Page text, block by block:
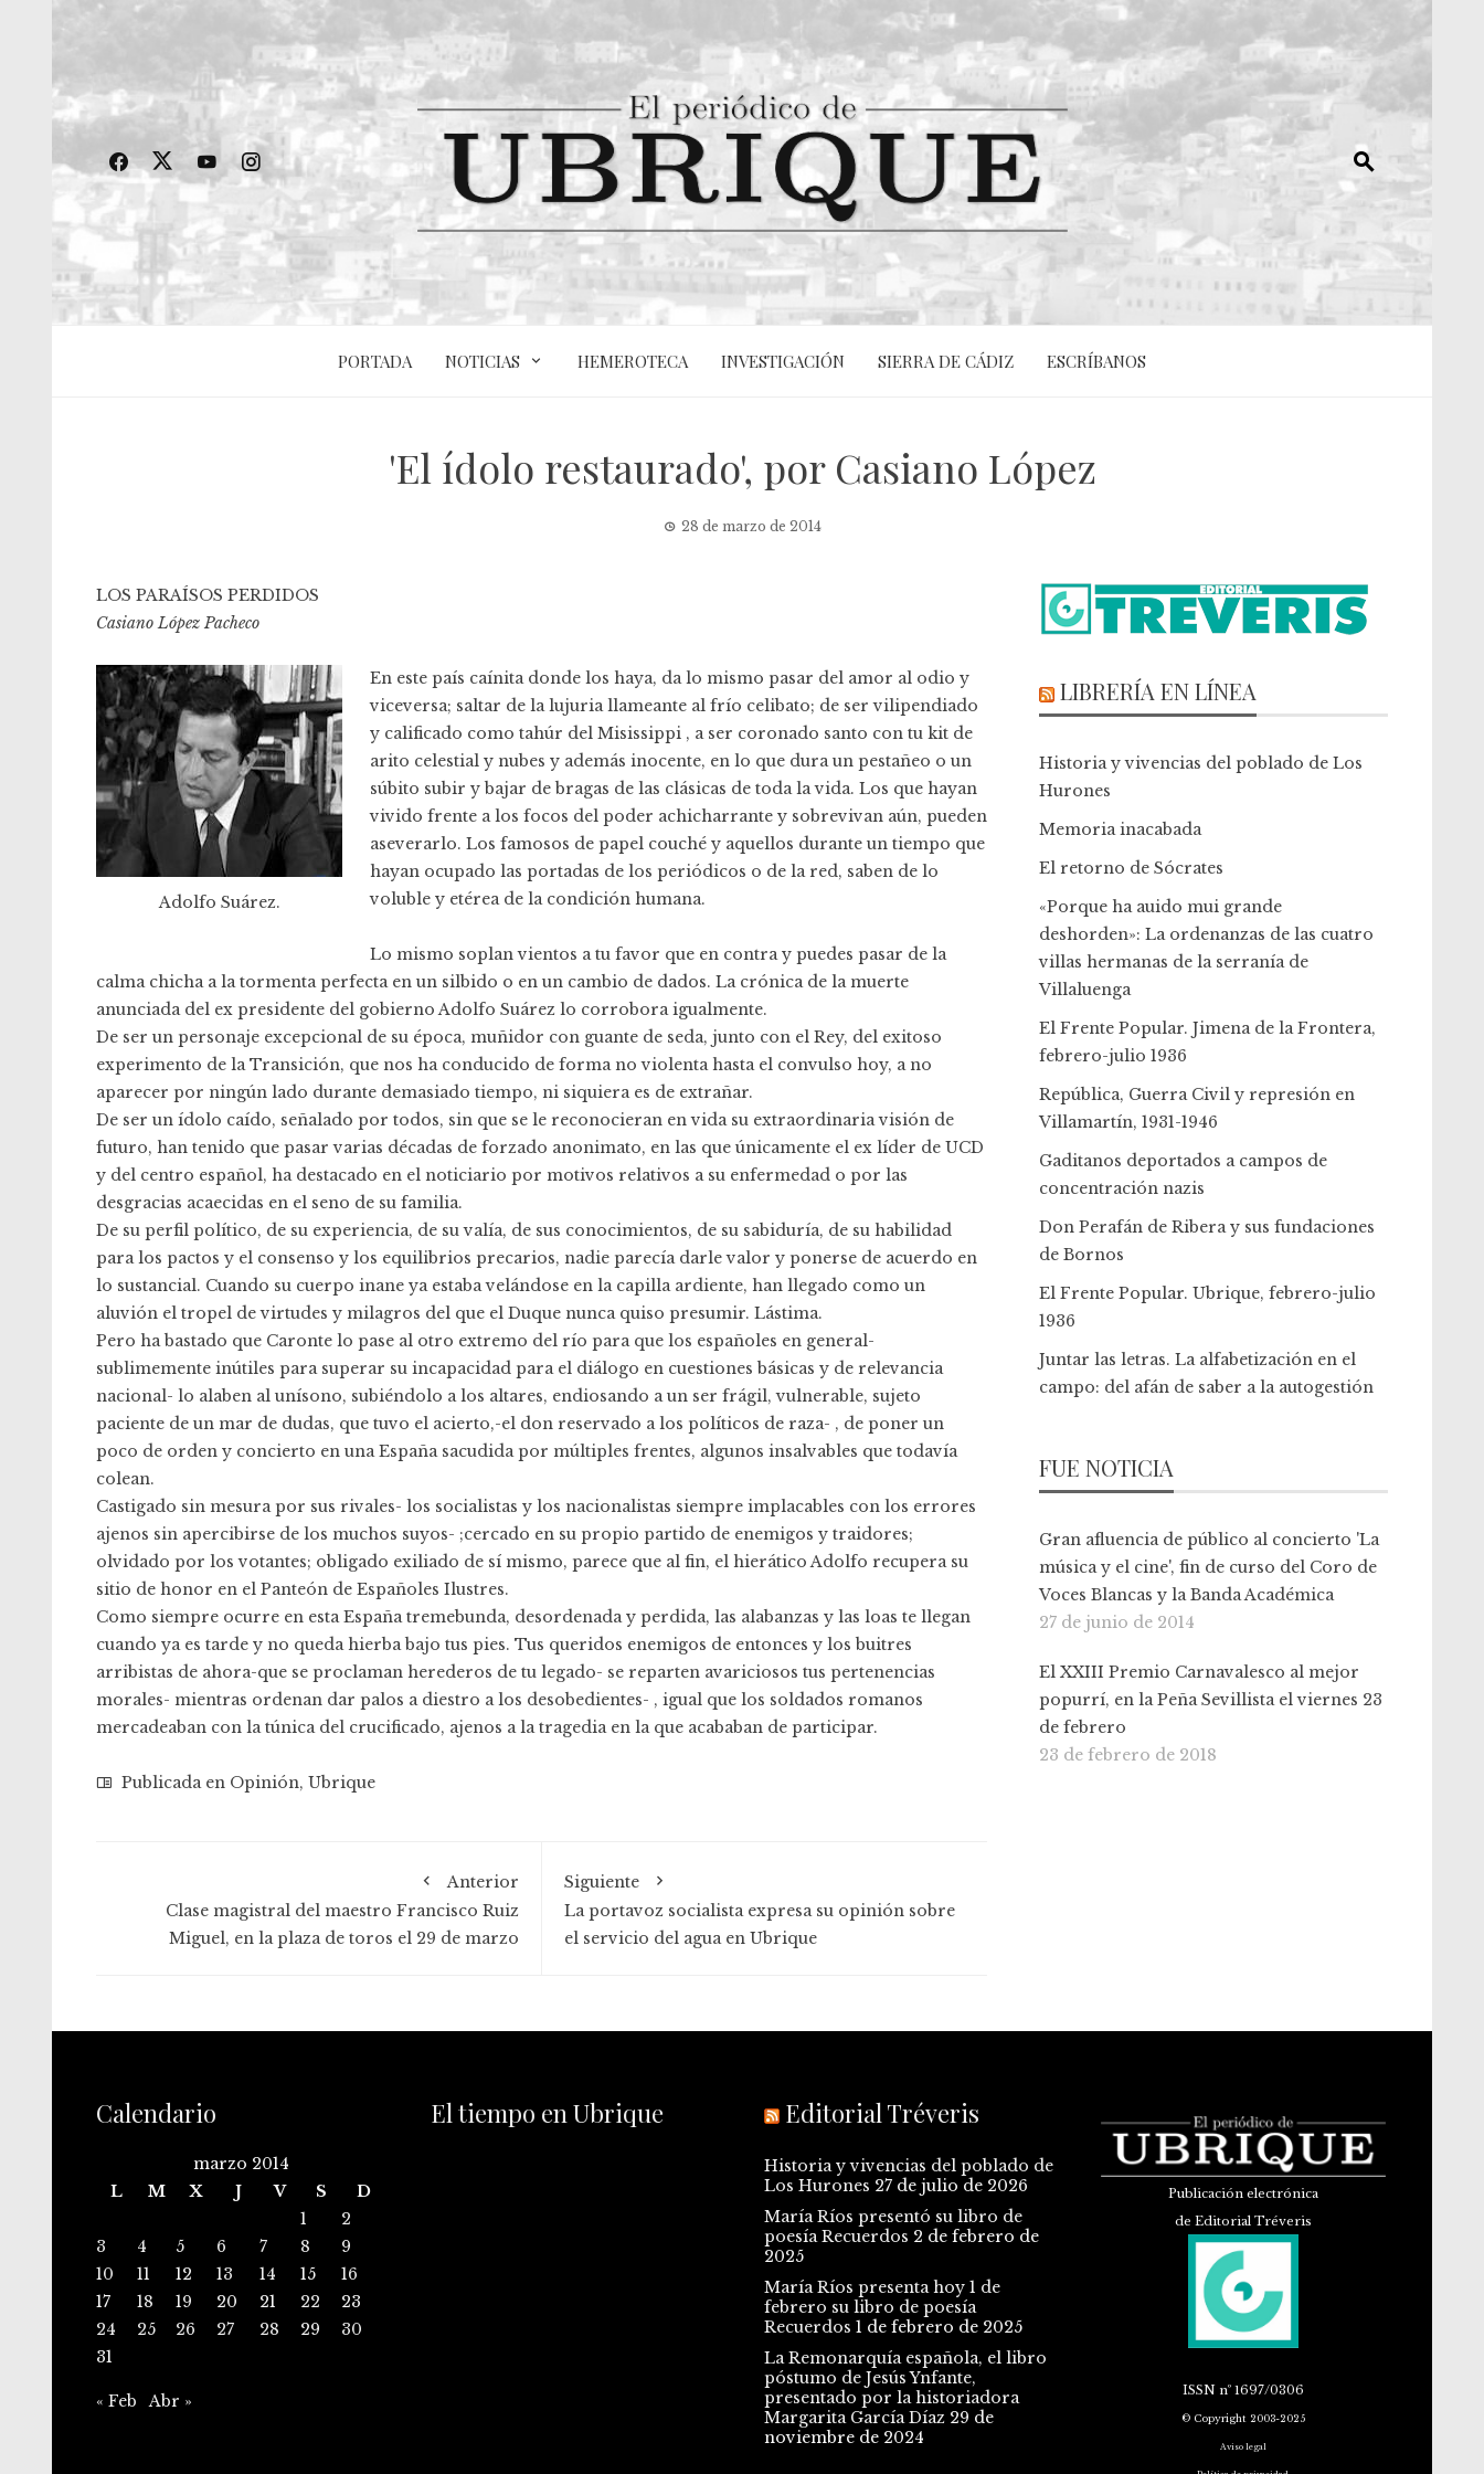
PORTADA NOTICIAS HEMEROTECA INVESTIGACIÓN SIERRA DE CÁDIZ ESCRÍBANOS
'El ídolo restaurado', por Casiano López
28 de marzo de 2014
LOS PARAÍSOS PERDIDOS
Casiano López Pacheco
Adolfo Suárez.
En este país caínita donde los haya, da lo mismo pasar del amor al odio y
viceversa; saltar de la lujuria llameante al frío celibato; de ser vilipendiado
y calificado como tahúr del Misissippi , a ser coronado santo con tu kit de
arito celestial y nubes y además inocente, en lo que dura un pestañeo o un
súbito subir y bajar de bragas de las clásicas de toda la vida. Los que hayan
vivido frente a los focos del poder achicharrante y sobrevivan aún, pueden
aseverarlo. Los famosos de papel couché y aquellos durante un tiempo que
hayan ocupado las portadas de los periódicos o de la red, saben de lo
voluble y etérea de la condición humana.
Lo mismo soplan vientos a tu favor que en contra y puedes pasar de la
calma chicha a la tormenta perfecta en un silbido o en un cambio de dados. La crónica de la muerte
anunciada del ex presidente del gobierno Adolfo Suárez lo corrobora igualmente.
De ser un personaje excepcional de su época, muñidor con guante de seda, junto con el Rey, del exitoso
experimento de la Transición, que nos ha conducido de forma no violenta hasta el convulso hoy, a no
aparecer por ningún lado durante demasiado tiempo, ni siquiera es de extrañar.
De ser un ídolo caído, señalado por todos, sin que se le reconocieran en vida su extraordinaria visión de
futuro, han tenido que pasar varias décadas de forzado anonimato, en las que únicamente el ex líder de UCD
y del centro español, ha destacado en el noticiario por motivos relativos a su enfermedad o por las
desgracias acaecidas en el seno de su familia.
De su perfil político, de su experiencia, de su valía, de sus conocimientos, de su sabiduría, de su habilidad
para los pactos y el consenso y los equilibrios precarios, nadie parecía darle valor y ponerse de acuerdo en
lo sustancial. Cuando su cuerpo inane ya estaba velándose en la capilla ardiente, han llegado como un
aluvión el tropel de virtudes y milagros del que el Duque nunca quiso presumir. Lástima.
Pero ha bastado que Caronte lo pase al otro extremo del río para que los españoles en general-
sublimemente inútiles para superar su incapacidad para el diálogo en cuestiones básicas y de relevancia
nacional- lo alaben al unísono, subiéndolo a los altares, endiosando a un ser frágil, vulnerable, sujeto
paciente de un mar de dudas, que tuvo el acierto,-el don reservado a los políticos de raza- , de poner un
poco de orden y concierto en una España sacudida por múltiples frentes, algunos insalvables que todavía
colean.
Castigado sin mesura por sus rivales- los socialistas y los nacionalistas siempre implacables con los errores
ajenos sin apercibirse de los muchos suyos- ;cercado en su propio partido de enemigos y traidores;
olvidado por los votantes; obligado exiliado de sí mismo, parece que al fin, el hierático Adolfo recupera su
sitio de honor en el Panteón de Españoles Ilustres.
Como siempre ocurre en esta España tremebunda, desordenada y perdida, las alabanzas y las loas te llegan
cuando ya es tarde y no queda hierba bajo tus pies. Tus queridos enemigos de entonces y los buitres
arribistas de ahora-que se proclaman herederos de tu legado- se reparten avariciosos tus pertenencias
morales- mientras ordenan dar palos a diestro a los desobedientes- , igual que los soldados romanos
mercadeaban con la túnica del crucificado, ajenos a la tragedia en la que acababan de participar.
Publicada en Opinión, Ubrique
Anterior
Clase magistral del maestro Francisco Ruiz
Miguel, en la plaza de toros el 29 de marzo
Siguiente
La portavoz socialista expresa su opinión sobre
el servicio del agua en Ubrique
LIBRERÍA EN LÍNEA
Historia y vivencias del poblado de Los
Hurones
Memoria inacabada
El retorno de Sócrates
«Porque ha auido mui grande
deshorden»: La ordenanzas de las cuatro
villas hermanas de la serranía de
Villaluenga
El Frente Popular. Jimena de la Frontera,
febrero-julio 1936
República, Guerra Civil y represión en
Villamartín, 1931-1946
Gaditanos deportados a campos de
concentración nazis
Don Perafán de Ribera y sus fundaciones
de Bornos
El Frente Popular. Ubrique, febrero-julio
1936
Juntar las letras. La alfabetización en el
campo: del afán de saber a la autogestión
FUE NOTICIA
Gran afluencia de público al concierto 'La
música y el cine', fin de curso del Coro de
Voces Blancas y la Banda Académica
27 de junio de 2014
El XXIII Premio Carnavalesco al mejor
popurrí, en la Peña Sevillista el viernes 23
de febrero
23 de febrero de 2018
Calendario
marzo 2014
L
M X J V S
D
1
2
3
4 5 6 7 8
9
10
11 12 13 14 15
16
17
18 19 20 21 22
23
24
25 26 27 28 29
30
31
« Feb Abr »
El tiempo en Ubrique Editorial Tréveris
Historia y vivencias del poblado de
Los Hurones 27 de julio de 2026
María Ríos presentó su libro de
poesía Recuerdos 2 de febrero de
2025
María Ríos presenta hoy 1 de
febrero su libro de poesía
Recuerdos 1 de febrero de 2025
La Remonarquía española, el libro
póstumo de Jesús Ynfante,
presentado por la historiadora
Margarita García Díaz 29 de
noviembre de 2024
Publicación electrónica
de Editorial Tréveris
ISSNnº 1697/0306
© Copyright 2003-2025
Aviso legal